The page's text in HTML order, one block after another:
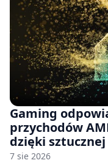
Gaming
przychodów
dzięki
7 sie 2026